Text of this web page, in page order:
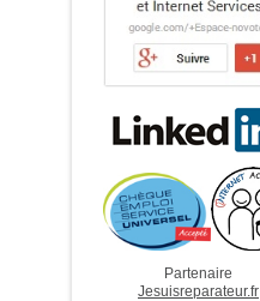
Partenaire
Jesuisreparateur.fr